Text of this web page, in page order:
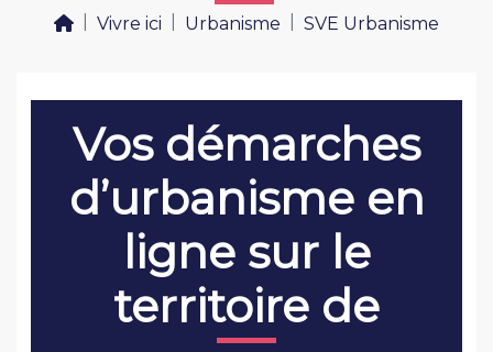
Vivre ici Urbanisme SVE Urbanisme
Vos démarches
d’urbanisme en
ligne sur le
territoire de